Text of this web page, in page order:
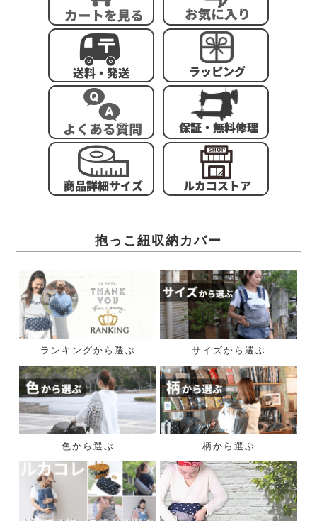
抱っこ紐収納カバー
ランキングから選ぶ サイズから選ぶ
色から選ぶ 柄から選ぶ